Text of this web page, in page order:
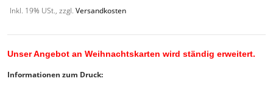
Inkl. 19% USt.,zzgl.Versandkosten
Unser Angebot an Weihnachtskarten wird ständig erweitert.
Informationen zum Druck: